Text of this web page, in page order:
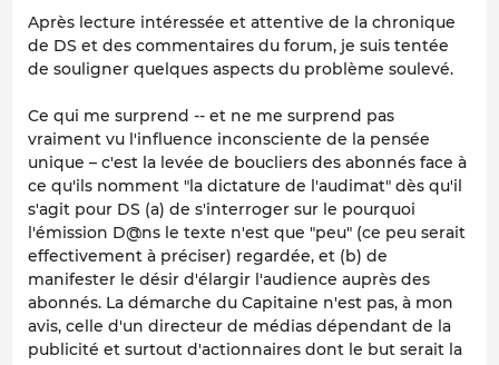
Après lecture intéressée et attentive de la chronique
de DS et des commentaires du forum, je suis tentée
de souligner quelques aspects du problème soulevé.
Ce qui me surprend -- et ne me surprend pas
vraiment vu l'influence inconsciente de la pensée
unique – c'est la levée de boucliers des abonnés face à
ce qu'ils nomment "la dictature de l'audimat" dès qu'il
s'agit pour DS (a) de s'interroger sur le pourquoi
l'émission D@ns le texte n'est que "peu" (ce peu serait
effectivement à préciser) regardée, et (b) de
manifester le désir d'élargir l'audience auprès des
abonnés. La démarche du Capitaine n'est pas, à mon
avis, celle d'un directeur de médias dépendant de la
publicité et surtout d'actionnaires dont le but serait la